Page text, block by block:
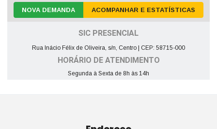
NOVA DEMANDA ACOMPANHAR E ESTATÍSTICAS
SIC PRESENCIAL
Rua Inácio Félix de Oliveira, s/n, Centro | CEP: 58715-000
HORÁRIO DE ATENDIMENTO
Segunda à Sexta de 8h às 14h